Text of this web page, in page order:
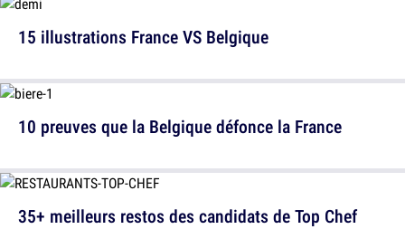
10 preuves que la Belgique défonce la France
15 illustrations France VS Belgique
35+ meilleurs restos des candidats de Top Chef